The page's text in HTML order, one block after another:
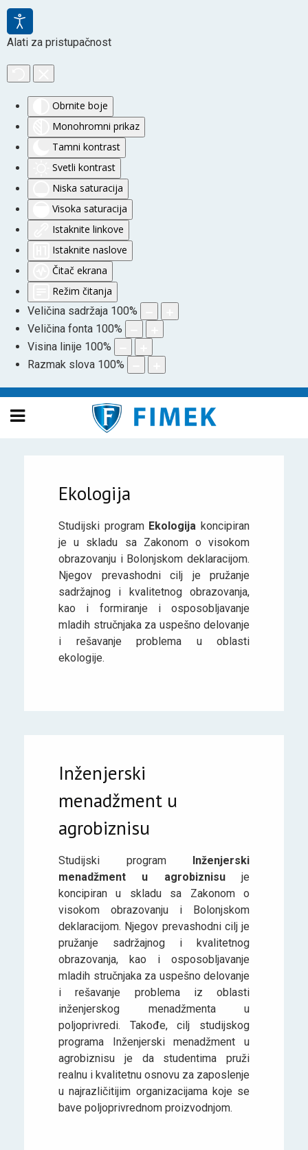
Alati za pristupačnost
Obrnite boje
Monohromni prikaz
Tamni kontrast
Svetli kontrast
Niska saturacija
Visoka saturacija
Istaknite linkove
Istaknite naslove
Čitač ekrana
Režim čitanja
Veličina sadržaja 100%
Veličina fonta 100%
Visina linije 100%
Razmak slova 100%
Ekologija
Studijski programEkologija koncipiran
je u skladu sa Zakonom o visokom
obrazovanju i Bolonjskom deklaracijom.
Njegov prevashodni cilj je pružanje
sadržajnog i kvalitetnog obrazovanja,
kao i formiranje i osposobljavanje
mladih stručnjaka za uspešno delovanje
i rešavanje problema u oblasti
ekologije.
Inženjerski
menadžment u
agrobiznisu
Studijski program
Inženjerski
menadžment u agrobiznisuje
koncipiran u skladu sa Zakonom o
visokom obrazovanju i Bolonjskom
deklaracijom. Njegov prevashodni cilj je
pružanje sadržajnog i kvalitetnog
obrazovanja, kao i osposobljavanje
mladih stručnjaka za uspešno delovanje
i rešavanje problema iz oblasti
inženjerskog menadžmenta u
poljoprivredi. Takođe, cilj studijskog
programa Inženjerski menadžment u
agrobiznisu je da studentima pruži
realnu i kvalitetnu osnovu za zaposlenje
u najrazličitijim organizacijama koje se
bave poljoprivrednom proizvodnjom.